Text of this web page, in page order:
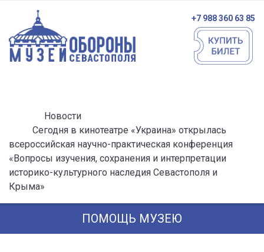
+7 988 360 63 85
Новости
Сегодня в кинотеатре «Украина» открылась
всероссийская научно-практическая конференция
«Вопросы изучения, сохранения и интерпретации
историко-культурного наследия Севастополя и
Крыма»
ПОМОЩЬ МУЗЕЮ